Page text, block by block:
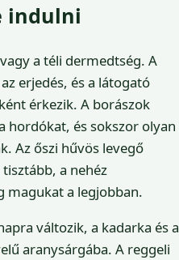
indulni
a téli dermedtség. A
erjedés, és a látogató
érkezik. A borászok
hordókat, és sokszor olyan
Az őszi hűvös levegő
a nehéz
magukat a legjobban.
változik, a kadarka és a
aranysárgába. A reggeli